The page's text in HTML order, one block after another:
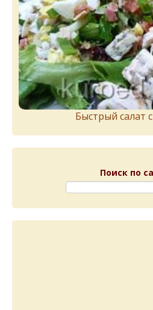
Быстрый салат
Поиск по